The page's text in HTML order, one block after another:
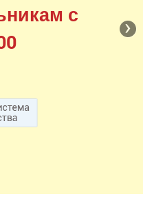
зале
с
›